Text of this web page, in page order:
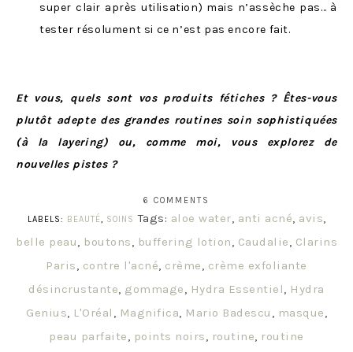
super clair après utilisation) mais n’assèche pas… à
tester résolument si ce n’est pas encore fait.
Et vous, quels sont vos produits fétiches ? Êtes-vous
plutôt adepte des grandes routines soin sophistiquées
(à la layering) ou, comme moi, vous explorez de
nouvelles pistes ?
6 COMMENTS
LABELS: BEAUTÉ, SOINS Tags: aloe water, anti acné, avis,
belle peau, boutons, buffering lotion, Caudalie, Clarins
Paris, contre l'acné, crème, crème exfoliante
désincrustante, gommage, Hydra Essentiel, Hydra
Genius, L'Oréal , Magnifica, Mario Badescu , masque,
peau parfaite, points noirs, routine, routine